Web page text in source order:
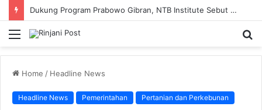
Dukung Program Prabowo Gibran, NTB Institute Sebut MBG dan Kopdes Solusi Percepatan Pembangunan Daerah 3T
Menu
Home / Headline News
Headline News Pemerintahan Pertanian dan Perkebunan